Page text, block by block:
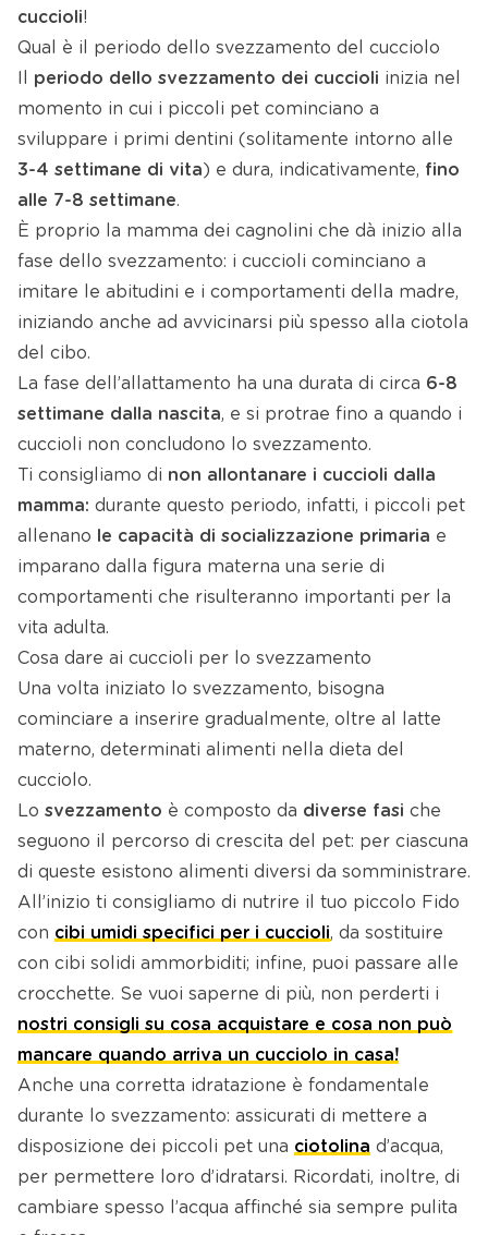
cuccioli!
Qual è il periodo dello svezzamento del cucciolo
periodo dello svezzamento dei cuccioli inizia nel
momento in cui i piccoli pet cominciano a
sviluppare i primi dentini (solitamente intorno alle
3-4 settimane di vita) e dura, indicativamente, fino
alle 7-8 settimane.
È proprio la mamma dei cagnolini che dà inizio alla
fase dello svezzamento: i cuccioli cominciano a
imitare le abitudini e i comportamenti della madre,
iniziando anche ad avvicinarsi più spesso alla ciotola
del cibo.
La fase dell’allattamento ha una durata di circa 6-8
settimane dalla nascita, e si protrae fino a quando i
cuccioli non concludono lo svezzamento.
Ti consigliamo di non allontanare i cuccioli dalla
mamma: durante questo periodo, infatti, i piccoli pet
allenano
le capacità di socializzazione primaria e
imparano dalla figura materna una serie di
comportamenti che risulteranno importanti per la
vita adulta.
Cosa dare ai cuccioli per lo svezzamento
Una volta iniziato lo svezzamento, bisogna
cominciare a inserire gradualmente, oltre al latte
materno, determinati alimenti nella dieta del
cucciolo.
Lo svezzamento è composto da diverse fasi che
seguono il percorso di crescita del pet: per ciascuna
di queste esistono alimenti diversi da somministrare.
All’inizio ti consigliamo di nutrire il tuo piccolo Fido
con cibi umidi specifici per i cuccioli, da sostituire
con cibi solidi ammorbiditi; infine, puoi passare alle
crocchette. Se vuoi saperne di più, non perderti i
nostri consigli su cosa acquistare e cosa non può
mancare quando arriva un cucciolo in casa!
Anche una corretta idratazione è fondamentale
durante lo svezzamento: assicurati di mettere a
disposizione dei piccoli pet una ciotolina d’acqua,
per permettere loro d’idratarsi. Ricordati, inoltre, di
cambiare spesso l’acqua affinché sia sempre pulita